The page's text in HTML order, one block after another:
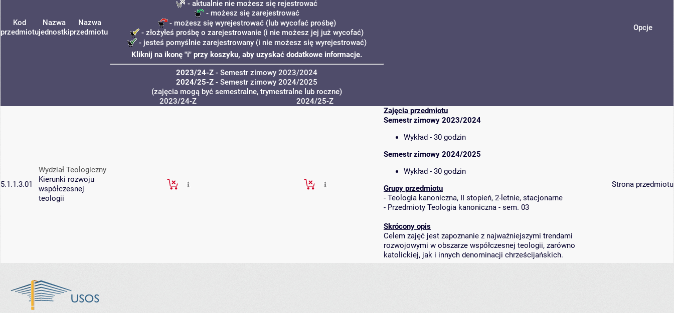
Kod
przedmiotu
Nazwa
jednostki
Nazwa
przedmiotu
- aktualnie nie możesz się rejestrować
- możesz się zarejestrować
- możesz się wyrejestrować (lub wycofać prośbę)
- złożyłeś prośbę o zarejestrowanie (i nie możesz jej już wycofać)
- jesteś pomyślnie zarejestrowany (i nie możesz się wyrejestrować)
Kliknij na ikonę "i" przy koszyku, aby uzyskać dodatkowe informacje.
2023/24-Z - Semestr zimowy 2023/2024
2024/25-Z - Semestr zimowy 2024/2025
(zajęcia mogą być semestralne, trymestralne lub roczne)
Opcje
2023/24-Z 2024/25-Z
5.1.1.3.01
Wydział Teologiczny
Kierunki rozwoju
współczesnej
teologii
Zajęcia przedmiotu
Semestr zimowy 2023/2024
Wykład - 30 godzin
Semestr zimowy 2024/2025
Wykład - 30 godzin
Grupy przedmiotu
- Teologia kanoniczna, II stopień, 2-letnie, stacjonarne
- Przedmioty Teologia kanoniczna - sem. 03
Skrócony opis
Celem zajęć jest zapoznanie z najważniejszymi trendami
rozwojowymi w obszarze współczesnej teologii, zarówno
katolickiej, jak i innych denominacji chrześcijańskich.
Strona przedmiotu